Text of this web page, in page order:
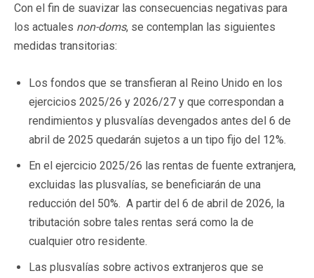
Con el fin de suavizar las consecuencias negativas para
los actuales non-doms, se contemplan las siguientes
medidas transitorias:
Los fondos que se transfieran al Reino Unido en los
ejercicios 2025/26 y 2026/27 y que correspondan a
rendimientos y plusvalías devengados antes del 6 de
abril de 2025 quedarán sujetos a un tipo fijo del 12%.
En el ejercicio 2025/26 las rentas de fuente extranjera,
excluidas las plusvalías, se beneficiarán de una
reducción del 50%. A partir del 6 de abril de 2026, la
tributación sobre tales rentas será como la de
cualquier otro residente.
Las plusvalías sobre activos extranjeros que se